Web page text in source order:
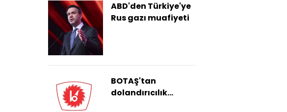
ABD'den Türkiye'ye
Rus gazı muafiyeti
BOTAŞ'tan
dolandırıcılık